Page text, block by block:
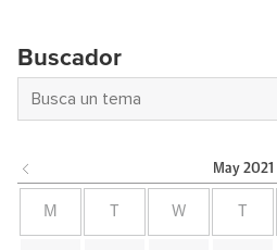
Buscador
May 2021
M W